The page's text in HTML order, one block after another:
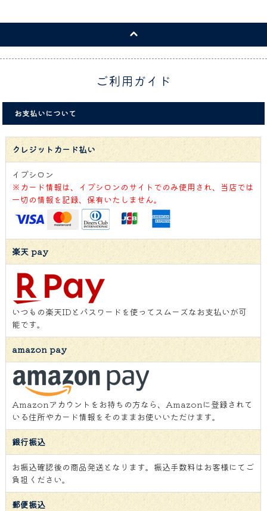
ご利用ガイド
お支払いについて
クレジットカード払い
イプシロン
※カード情報は、イプシロンのサイトでのみ使用され、当店では
一切の情報を記録、保有いたしません。
楽天 pay
いつもの楽天IDとパスワードを使ってスムーズなお支払いが可
能です。
amazon pay
Amazonアカウントをお持ちの方なら、Amazonに登録されて
いる住所やカード情報をそのままお使いいただけます。
銀行振込
お振込確認後の商品発送となります。振込手数料はお客様にてご
負担ください。
郵便振込